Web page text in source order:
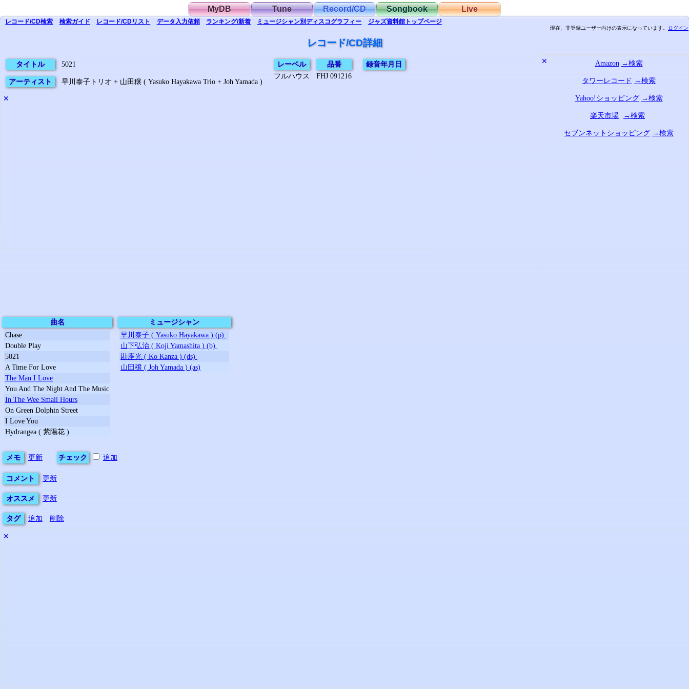
MyDB Tune Record/CD Songbook Live
レコード/CD検索 検索ガイド レコード/CDリスト データ入力依頼 ランキング/新着 ミュージシャン別ディスコグラフィー ジャズ資料館トップページ
現在、非登録ユーザー向けの表示になっています。 ログイン
レコード/CD詳細
タイトル 5021
アーティスト 早川泰子トリオ + 山田穣 ( Yasuko Hayakawa Trio + Joh Yamada )
レーベル
フルハウス
品番
FHJ 091216
録音年月日
✕
✕ Amazon →検索
タワーレコード →検索
Yahoo!ショッピング →検索
楽天市場 →検索
セブンネットショッピング →検索
曲名
Chase
Double Play
5021
A Time For Love
The Man I Love
You And The Night And The Music
In The Wee Small Hours
On Green Dolphin Street
I Love You
Hydrangea ( 紫陽花 )
ミュージシャン
早川泰子 ( Yasuko Hayakawa ) (p)
山下弘治 ( Koji Yamashita ) (b)
勘座光 ( Ko Kanza ) (ds)
山田穣 ( Joh Yamada ) (as)
メモ 更新 チェック 追加
コメント 更新
オススメ 更新
タグ 追加 削除
✕